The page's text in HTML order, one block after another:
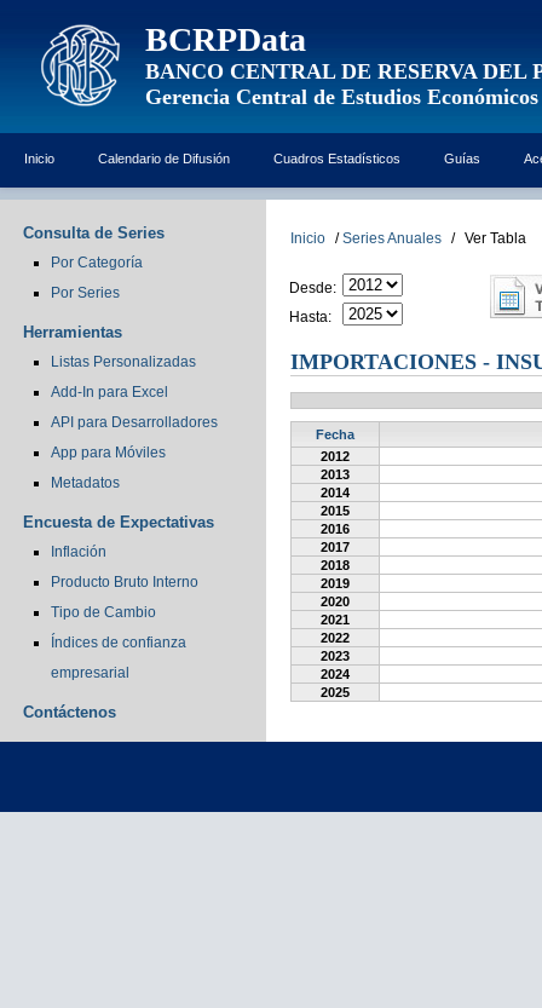
BCRPData
BANCO CENTRAL DE RESERVA DEL
Gerencia Central de Estudios Económicos
Inicio Calendario de Difusión Cuadros Estadísticos Guías
Consulta de Series
Por Categoría
Por Series
Herramientas
Listas Personalizadas
Add-In para Excel
API para Desarrolladores
App para Móviles
Metadatos
Encuesta de Expectativas
Inflación
Producto Bruto Interno
Tipo de Cambio
Índices de confianza
empresarial
Contáctenos
Inicio / Series Anuales / Ver Tabla
Desde:
Hasta:
IMPORTACIONES -
Fecha
2012
2013
2014
2015
2016
2017
2018
2019
2020
2021
2022
2023
2024
2025